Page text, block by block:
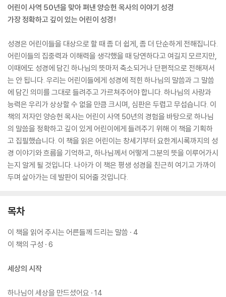
어린이 사역 50년을 맞아 펴낸 양승헌 목사의 이야기 성경
가장 정확하고 깊이 있는 어린이 성경!
성경은 어린이들을 대상으로 할 때 좀 더 쉽게, 좀 더 단순하게 전해집니다.
어린이들의 집중력과 이해력을 생각했을 때 당연하다고 여길지 모르지만,
이때에도 성경에 담긴 하나님의 뜻마저 축소되거나 단편적으로 전해져서
는 안 됩니다. 우리는 어린이들에게 성경에 적힌 하나님의 말씀과 그 말씀
에 담긴 의미를 그대로 들려주고 가르쳐주어야 합니다. 하나님의 사랑과
능력은 우리가 상상할 수 없을 만큼 크시며, 심판은 두렵고 무섭습니다. 이
책의 저자인 양승헌 목사는 어린이 사역 50년의 경험을 바탕으로 하나님
의 말씀을 정확하고 깊이 있게 어린이에게 들려주기 위해 이 책을 기획하
고 집필했습니다. 이 책을 읽은 어린이는 창세기부터 요한계시록까지의 성
경 이야기와 흐름을 기억하고, 하나님께서 어떻게 그분의 뜻을 이루어가시
는지 알게 될 것입니다. 나아가 이 책은 평생 성경을 친근히 여기고 가까이
두며 살아가는 데 발판이 되어줄 것입니다.
목차
이 책을 읽어 주시는 어른들께 드리는 말씀 · 4
이 책의 구성 · 6
세상의 시작
하나님이 세상을 만드셨어요 · 14